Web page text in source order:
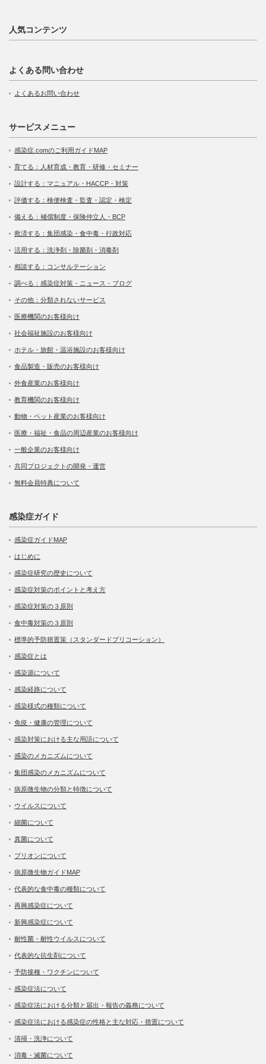
人気コンテンツ
よくある問い合わせ
よくあるお問い合わせ
サービスメニュー
感染症.comのご利用ガイドMAP
育てる：人材育成・教育・研修・セミナー
設計する：マニュアル・HACCP・対策
評価する：検便検査・監査・認定・検定
備える：補償制度・保険仲立人・BCP
救済する：集団感染・食中毒・行政対応
活用する：洗浄剤・除菌剤・消毒剤
相談する：コンサルテーション
調べる：感染症対策・ニュース・ブログ
その他：分類されないサービス
医療機関のお客様向け
社会福祉施設のお客様向け
ホテル・旅館・温浴施設のお客様向け
食品製造・販売のお客様向け
外食産業のお客様向け
教育機関のお客様向け
動物・ペット産業のお客様向け
医療・福祉・食品の周辺産業のお客様向け
一般企業のお客様向け
共同プロジェクトの開発・運営
無料会員特典について
感染症ガイド
感染症ガイドMAP
はじめに
感染症研究の歴史について
感染症対策のポイントと考え方
感染症対策の３原則
食中毒対策の３原則
標準的予防措置策（スタンダードプリコーション）
感染症とは
感染源について
感染経路について
感染様式の種類について
免疫・健康の管理について
感染対策における主な用語について
感染のメカニズムについて
集団感染のメカニズムについて
病原微生物の分類と特徴について
ウイルスについて
細菌について
真菌について
プリオンについて
病原微生物ガイドMAP
代表的な食中毒の種類について
再興感染症について
新興感染症について
耐性菌・耐性ウイルスについて
代表的な抗生剤について
予防接種・ワクチンについて
感染症法について
感染症法における分類と届出・報告の義務について
感染症法における感染症の性格と主な対応・措置について
清掃・洗浄について
消毒・滅菌について